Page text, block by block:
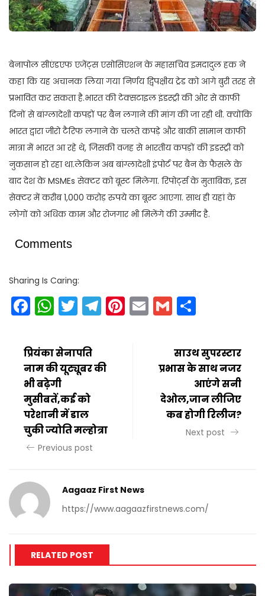
बेनापोल सीएंडएफ एजेंट्स एसोसिएशन के महासचिव इमदादुल हक ने
कहा कि यह अचानक लिया गया निर्णय द्विपक्षीय ट्रेड को आगे बुरी तरह से
प्रभावित कर सकता है.भारत की टेक्सटाइल इंडस्ट्री की ओर से काफी
दिनों से बांग्लादेशी कपड़ों पर बैन लगाने की मांग की जा रही थी. क्योंकि
भारत द्वारा जीरो टैरिफ लगाने के चलते कपड़े और बाकी सामान काफी
मात्रा में भारत आ रहे थे, जिसकी वजह से भारतीय कपड़ों की इडस्ट्री को
नुकसान हो रहा था.लेकिन अब बांग्लादेशी इंपोर्ट पर बैन के फैसले के
बाद देश के MSMEs सेक्टर को बूस्ट मिलेगा. रिपोर्ट्स के मुताबिक, इस
सेक्टर में करीब 1,000 करोड़ रुपये का बूस्ट आएगा. साथ ही यहां के
लोगों को अधिक काम और रोजगार भी मिलेंगे की उम्मीद है.
Comments
Sharing Is Caring:
Facebook
WhatsApp
Twitter
Telegram
Pinterest
EmailGmail
प्रियंका सेनापति
नाम की यूट्यूबर की
भी बढ़ेगी
मुसीबतें,कई को
परेशानी में डाल
चुकी ज्योति मल्होत्रा
Previous post
साउथ सुपरस्टार
प्रभास के साथ नजर
आएंगे सनी
देओल,जान लीजिए
कब होगी रिलीज?
Next post
Aagaaz First News
https://www.aagaazfirstnews.com/
RELATED POST